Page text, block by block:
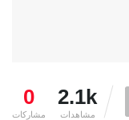
0
مشاركات
2.1k
مشاهدات